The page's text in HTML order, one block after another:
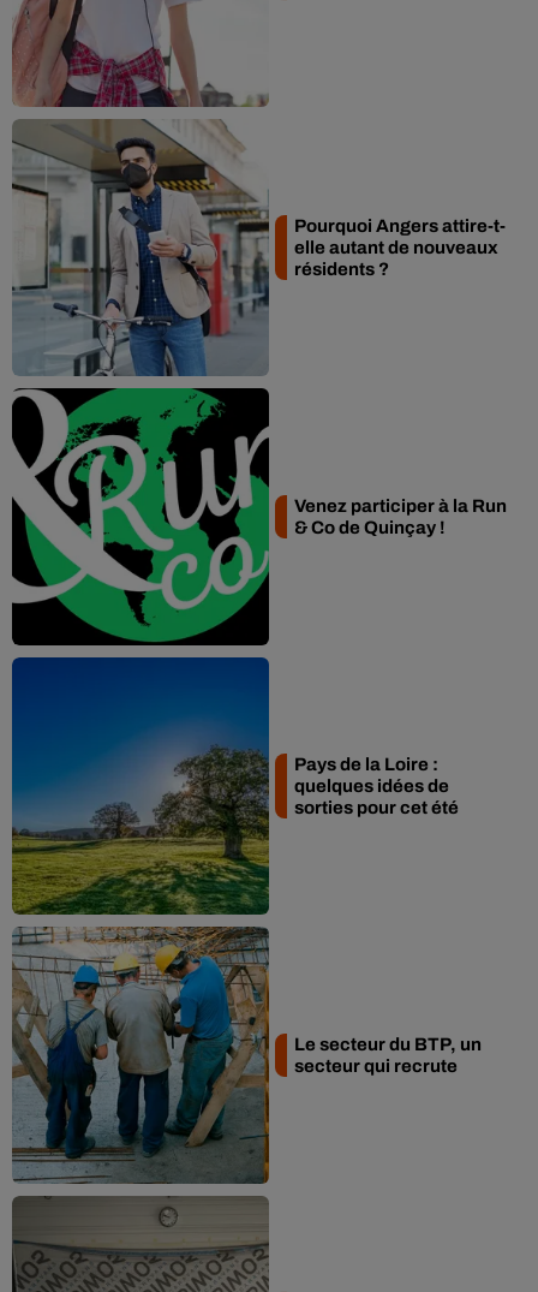
Pourquoi Angers attire-t-
elle autant de nouveaux
résidents ?
Venez participer à la Run
& Co de Quinçay !
Pays de la Loire :
quelques idées de
sorties pour cet été
Le secteur du BTP, un
secteur qui recrute